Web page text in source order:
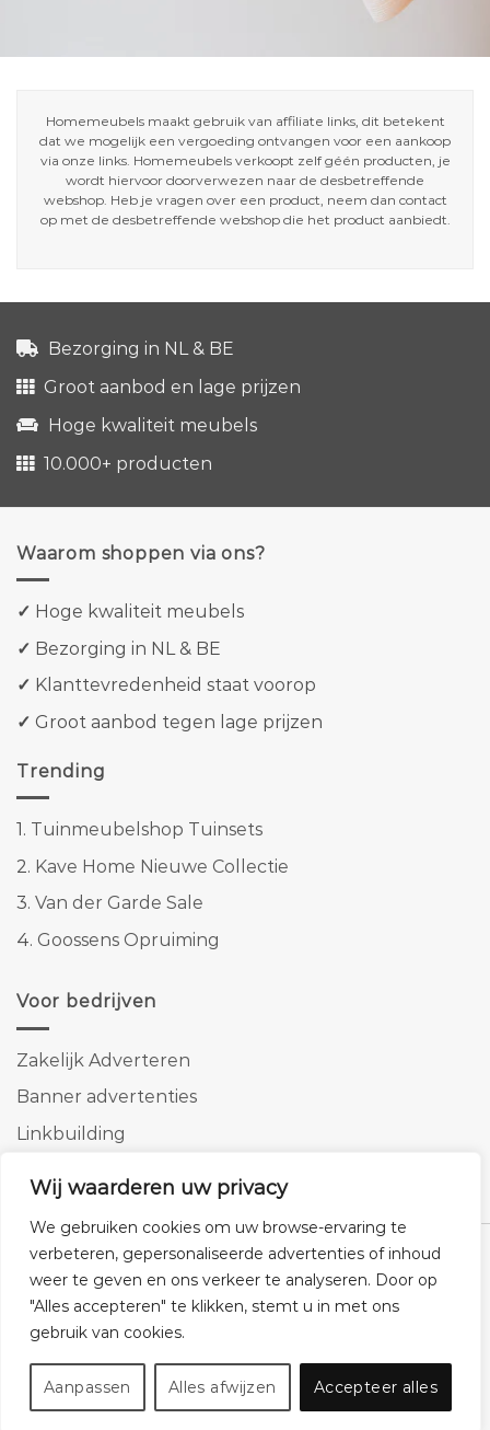
Wij waarderen uw privacy
We gebruiken cookies om uw browse-ervaring te
verbeteren, gepersonaliseerde advertenties of inhoud
weer te geven en ons verkeer te analyseren. Door op
"Alles accepteren" te klikken, stemt u in met ons
gebruik van cookies.
Aanpassen Alles afwijzen Accepteer alles
Homemeubels maakt gebruik van affiliate links, dit betekent
dat we mogelijk een vergoeding ontvangen voor een aankoop
via onze links. Homemeubels verkoopt zelf géén producten, je
wordt hiervoor doorverwezen naar de desbetreffende
webshop. Heb je vragen over een product, neem dan contact
op met de desbetreffende webshop die het product aanbiedt.
Bezorging in NL & BE
Groot aanbod en lage prijzen
Hoge kwaliteit meubels
10.000+ producten
Waarom shoppen via ons?
✓ Hoge kwaliteit meubels
✓ Bezorging in NL & BE
✓ Klanttevredenheid staat voorop
✓ Groot aanbod tegen lage prijzen
Trending
1. Tuinmeubelshop Tuinsets
2. Kave Home Nieuwe Collectie
3. Van der Garde Sale
4. Goossens Opruiming
Voor bedrijven
Zakelijk Adverteren
Banner advertenties
Linkbuilding
Klantenservice Cookies Privacybeleid Disclaimer
© 2026 -